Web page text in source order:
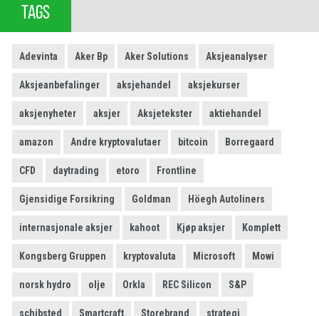
TAGS
Adevinta Aker Bp Aker Solutions Aksjeanalyser
Aksjeanbefalinger aksjehandel aksjekurser
aksjenyheter aksjer Aksjetekster aktiehandel
amazon Andre kryptovalutaer bitcoin Borregaard
CFD daytrading etoro Frontline
Gjensidige Forsikring Goldman Höegh Autoliners
internasjonale aksjer kahoot Kjøp aksjer Komplett
Kongsberg Gruppen kryptovaluta Microsoft Mowi
norsk hydro olje Orkla REC Silicon S&P
schibsted Smartcraft Storebrand strategi